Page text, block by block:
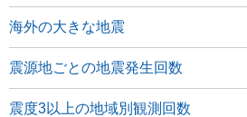
海外の大きな地震
震源地ごとの地震発生回数
震度3以上の地域別観測回数